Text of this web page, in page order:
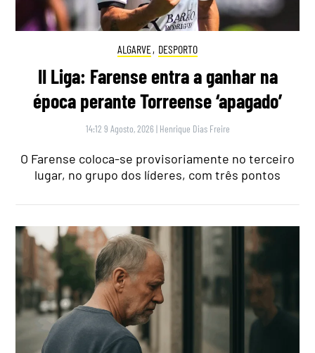
ALGARVE, DESPORTO
II Liga: Farense entra a ganhar na
época perante Torreense ‘apagado’
14:12 9 Agosto, 2026 | Henrique Dias Freire
O Farense coloca-se provisoriamente no terceiro
lugar, no grupo dos líderes, com três pontos